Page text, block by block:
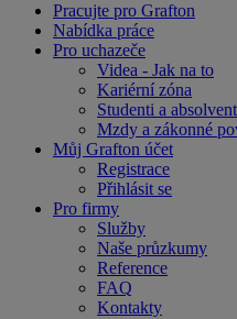
Pracujte pro Grafton
Nabídka práce
Pro uchazeče
Videa - Jak na to
Kariérní zóna
Studenti a
Mzdy a zákonné
Můj Grafton účet
Registrace
Přihlásit se
Pro firmy
Služby
Naše průzkumy
Reference
FAQ
Kontakty